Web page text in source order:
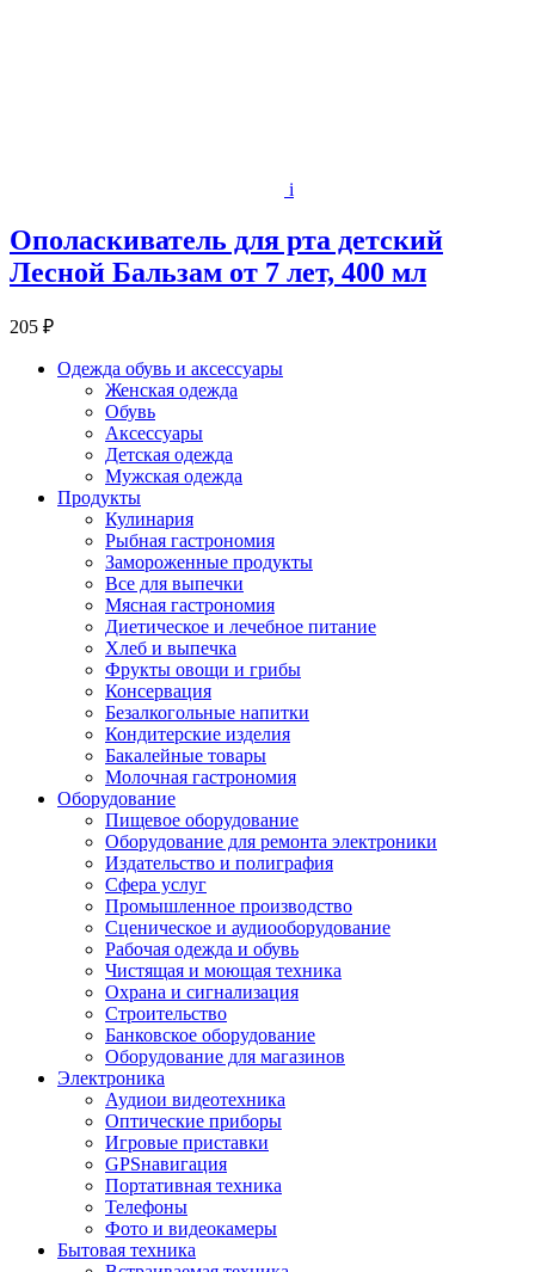
i
Ополаскиватель для рта детский
Лесной Бальзам от 7 лет, 400 мл
205 ₽
Одежда обувь и аксессуары
Женская одежда
Обувь
Аксессуары
Детская одежда
Мужская одежда
Продукты
Кулинария
Рыбная гастрономия
Замороженные продукты
Все для выпечки
Мясная гастрономия
Диетическое и лечебное питание
Хлеб и выпечка
Фрукты овощи и грибы
Консервация
Безалкогольные напитки
Кондитерские изделия
Бакалейные товары
Молочная гастрономия
Оборудование
Пищевое оборудование
Оборудование для ремонта электроники
Издательство и полиграфия
Сфера услуг
Промышленное производство
Сценическое и аудиооборудование
Рабочая одежда и обувь
Чистящая и моющая техника
Охрана и сигнализация
Строительство
Банковское оборудование
Оборудование для магазинов
Электроника
Аудиои видеотехника
Оптические приборы
Игровые приставки
GPSнавигация
Портативная техника
Телефоны
Фото и видеокамеры
Бытовая техника